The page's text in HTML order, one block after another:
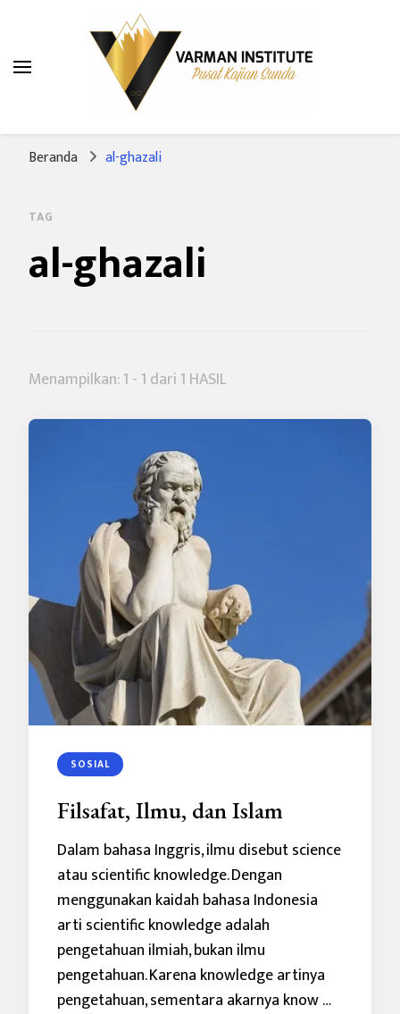
Varman Institute
Pusat Kajian Sunda
Beranda al-ghazali
TAG
al-ghazali
Menampilkan: 1 - 1 dari 1 HASIL
SOSIAL
Filsafat, Ilmu, dan Islam
Dalam bahasa Inggris, ilmu disebut science
atau scientific knowledge. Dengan
menggunakan kaidah bahasa Indonesia
arti scientific knowledge adalah
pengetahuan ilmiah, bukan ilmu
pengetahuan. Karena knowledge artinya
pengetahuan, sementara akarnya know …